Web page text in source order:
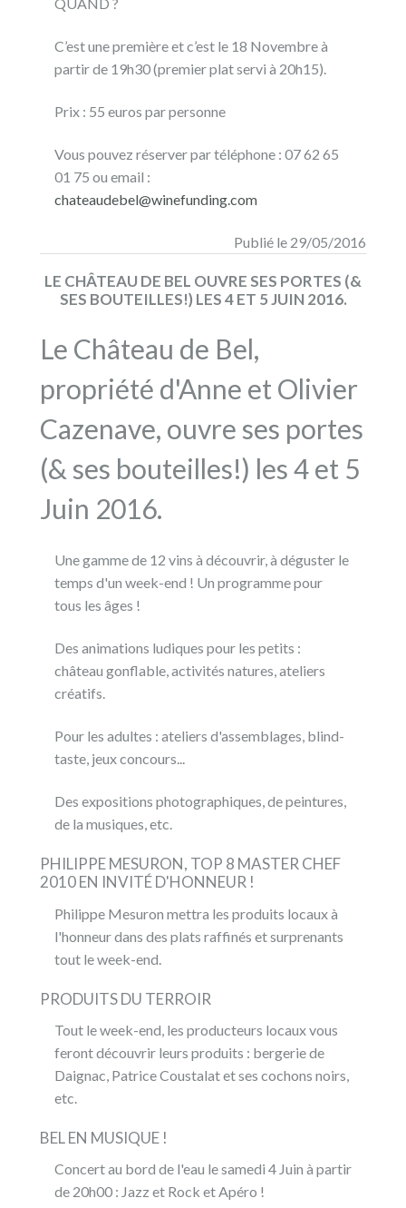
QUAND ?
C’est une première et c’est le 18 Novembre à
partir de 19h30 (premier plat servi à 20h15).
Prix : 55 euros par personne
Vous pouvez réserver par téléphone : 07 62 65
01 75 ou email :
chateaudebel@winefunding.com
Publié le 29/05/2016
LE CHÂTEAU DE BEL OUVRE SES PORTES (&
SES BOUTEILLES!) LES 4 ET 5 JUIN 2016.
Le Château de Bel,
propriété d'Anne et Olivier
Cazenave, ouvre ses portes
(& ses bouteilles!) les 4 et 5
Juin 2016.
Une gamme de 12 vins à découvrir, à déguster le
temps d'un week-end ! Un programme pour
tous les âges !
Des animations ludiques pour les petits :
château gonflable, activités natures, ateliers
créatifs.
Pour les adultes : ateliers d'assemblages, blind-
taste, jeux concours...
Des expositions photographiques, de peintures,
de la musiques, etc.
PHILIPPE MESURON, TOP 8 MASTER CHEF
2010 EN INVITÉ D'HONNEUR !
Philippe Mesuron mettra les produits locaux à
l'honneur dans des plats raffinés et surprenants
tout le week-end.
PRODUITS DU TERROIR
Tout le week-end, les producteurs locaux vous
feront découvrir leurs produits : bergerie de
Daignac, Patrice Coustalat et ses cochons noirs,
etc.
BEL EN MUSIQUE !
Concert au bord de l'eau le samedi 4 Juin à partir
de 20h00 : Jazz et Rock et Apéro !